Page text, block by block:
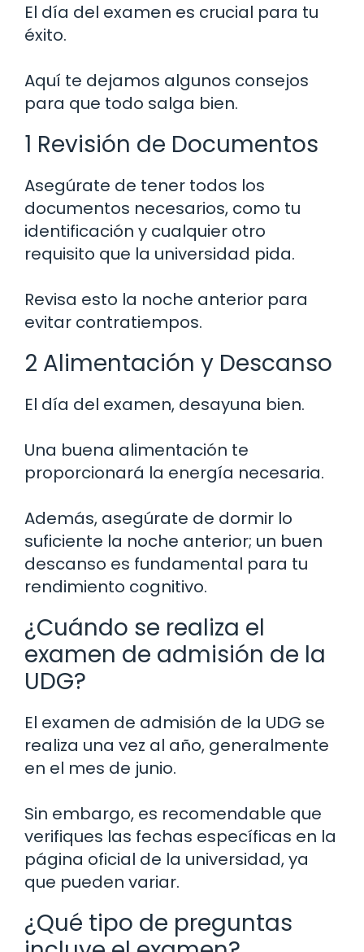
El día del examen es crucial para tu
éxito.
Aquí te dejamos algunos consejos
para que todo salga bien.
1 Revisión de Documentos
Asegúrate de tener todos los
documentos necesarios, como tu
identificación y cualquier otro
requisito que la universidad pida.
Revisa esto la noche anterior para
evitar contratiempos.
2 Alimentación y Descanso
El día del examen, desayuna bien.
Una buena alimentación te
proporcionará la energía necesaria.
Además, asegúrate de dormir lo
suficiente la noche anterior; un buen
descanso es fundamental para tu
rendimiento cognitivo.
¿Cuándo se realiza el
examen de admisión de la
UDG?
El examen de admisión de la UDG se
realiza una vez al año, generalmente
en el mes de junio.
Sin embargo, es recomendable que
verifiques las fechas específicas en la
página oficial de la universidad, ya
que pueden variar.
¿Qué tipo de preguntas